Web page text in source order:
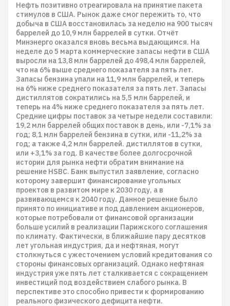
Нефть позитивно отреагировала на принятие пакета
стимулов в США. Рынок даже смог пережить то, что
добыча в США восстановилась за неделю на 900 тысяч
баррелей до 10,9 млн баррелей в сутки. Отчёт
Минэнерго оказался вновь весьма выдающимся. На
неделе до 5 марта коммерческие запасы нефти в США
выросли на 13,8 млн баррелей до 498,4 млн баррелей,
что на 6% выше среднего показателя за пять лет.
Запасы бензина упали на 11,9 млн баррелей, и теперь
на 6% ниже среднего показателя за пять лет. Запасы
дистиллятов сократились на 5,5 млн баррелей, и
теперь на 4% ниже среднего показателя за пять лет.
Средние цифры поставок за четыре недели составили:
19,2 млн баррелей общих поставок в день, или -7,1% за
год; 8,1 млн баррелей бензина в сутки, или -11,2% за
год; а также 4,2 млн баррелей. дистиллятов в сутки,
или +3,1% за год. В качестве более долгосрочной
истории для рынка нефти обратим внимание на
решение HSBC. Банк выпустил заявление, согласно
которому завершит финансирование угольных
проектов в развитом мире к 2030 году, а в
развивающемся к 2040 году. Данное решение было
принято по инициативе и под давлением акционеров,
которые потребовали от финансовой организации
больше усилий в реализации Парижского соглашения
по климату. Фактически, в ближайшие пару десятков
лет угольная индустрия, да и нефтяная, могут
столкнуться с ужесточением условий кредитования со
стороны финансовых организаций. Однако нефтяная
индустрия уже пять лет сталкивается с сокращением
инвестиций под воздействием слабого рынка. В
перспективе это способно привести к формированию
реального физического дефицита нефти.